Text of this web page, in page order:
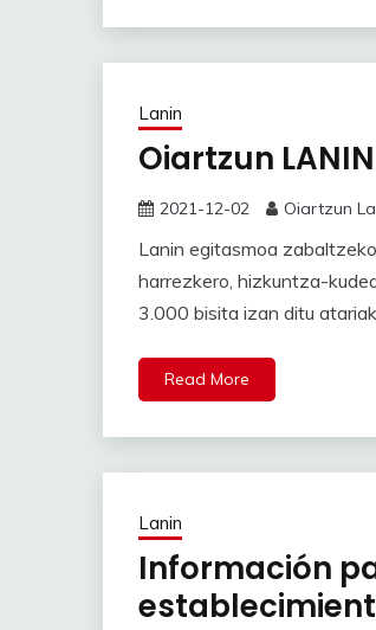
Lanin
Oiartzun
2021-12-02 Oiartzun
Lanin egitasmoa
harrezkero, hizkuntza-
3.000 bisita izan ditu
Read More
Lanin
Información